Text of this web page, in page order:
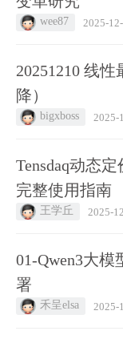
wee87 2025-
20251210 线
降）
bigxboss 2025-
Tensdaq动态
完整使用指南
王学丘 2025-
01-Qwen3大
署
禾呈elsa 2025-